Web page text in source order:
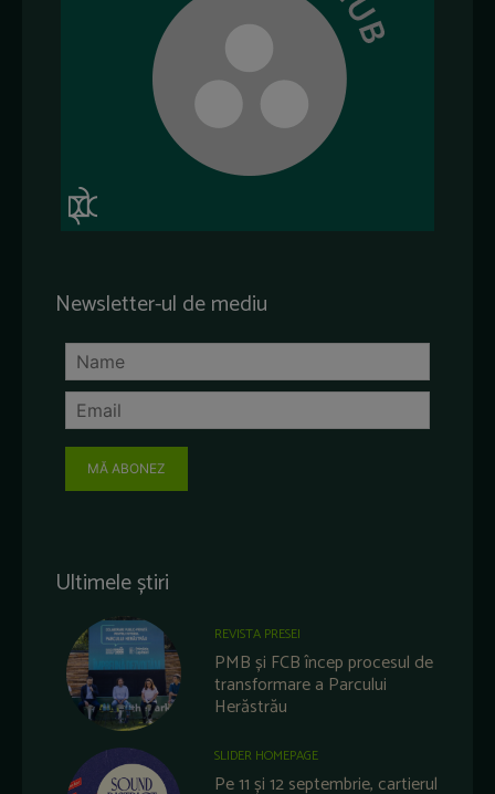
Newsletter-ul de mediu
MĂ ABONEZ
Ultimele știri
REVISTA PRESEI
PMB și FCB încep procesul de
transformare a Parcului
Herăstrău
SLIDER HOMEPAGE
Pe 11 și 12 septembrie, cartierul